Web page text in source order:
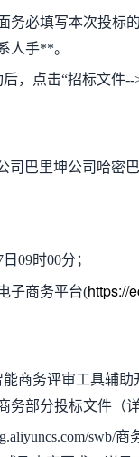
务必填写本次投标
人手**。
，点击“招标文件
司巴里坤公司哈密
日09时00分 ；
子商务平台(https://
能商务评审工具辅
务部分投标文件（
swb/